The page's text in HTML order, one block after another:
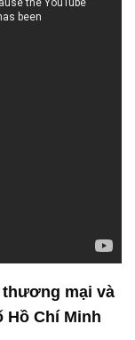
thương mại và
Hồ Chí Minh